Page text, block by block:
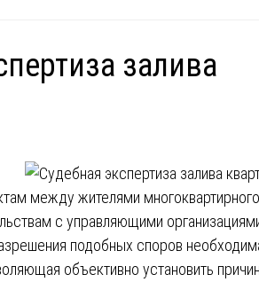
залива
между жителями многоквартирного
с управляющими
подобных споров
объективно установить